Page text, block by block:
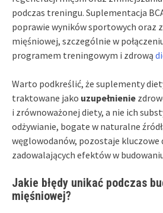
podczas treningu. Suplementacja
poprawie wyników sportowych oraz
mięśniowej, szczególnie w
programem treningowym i zdrową
Warto podkreślić, że suplementy
traktowane jako uzupełnienie
i zrównoważonej diety, a nie ich
odżywianie, bogate w naturalne
węglowodanów, pozostaje kluczowe
zadowalających efektów w
Jakie błędy unikać podczas
mięśniowej?